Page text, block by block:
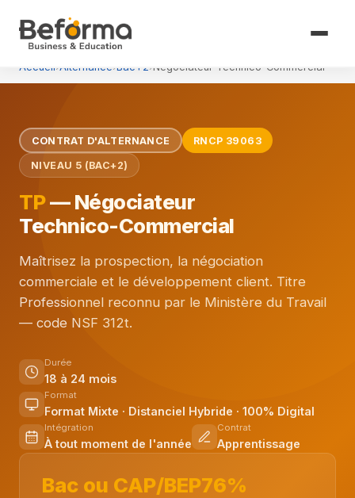
Accueil›Alternance›Bac+2›Négociateur Technico-Commercial
CONTRAT D'ALTERNANCE RNCP 39063
NIVEAU 5 (BAC+2)
TP— Négociateur
Technico-Commercial
Maîtrisez la prospection, la négociation
commerciale et le développement client. Titre
Professionnel reconnu par le Ministère du Travail
— code NSF 312t.
Durée
18 à 24 mois
Format
Format Mixte · Distanciel Hybride · 100% Digital
Intégration
À tout moment de l'année
Contrat
Apprentissage
Bac ou CAP/BEP76%